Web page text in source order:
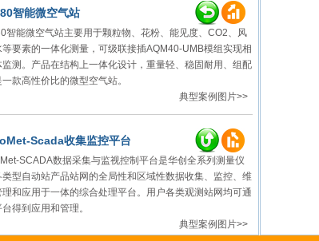
智能微空气站
智能微空气站主要用于颗粒物、花粉、能见度、CO2、风
等要素的一体化测量，可级联接插AQM40-UMB模组实现相
监测。产品在结构上一体化设计，重量轻、稳固耐用、组配
款高性价比的微型空气站。
典型案例图片>>
Scada收集监控平台
SCADA数据采集与监视控制平台是华创全系列测量仪
类型自动站产品站网的全局性和区域性数据收集、监控、维
理和应用于一体的综合处理平台。用户各类观测站网均可通
得到应用和管理。
典型案例图片>>